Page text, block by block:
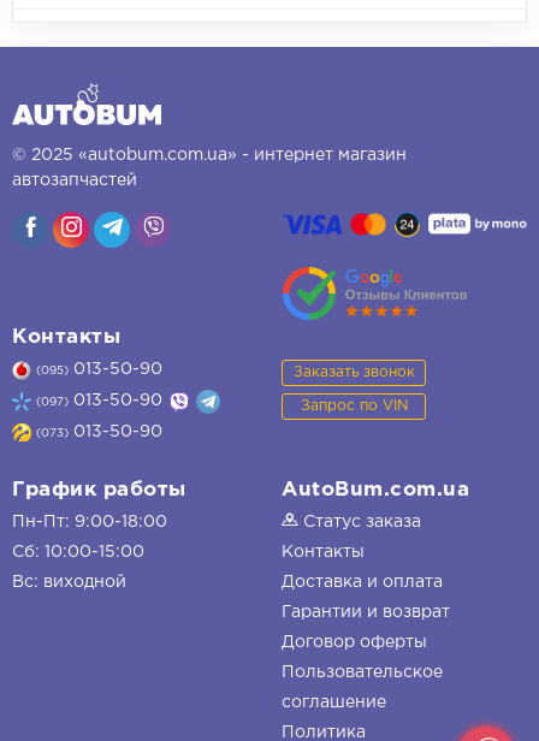
© 2025 «autobum.com.ua» - интернет магазин
автозапчастей
Контакты
(095) 013-50-90
(097) 013-50-90
(073) 013-50-90
Заказать звонок
Запрос по VIN
График работы
Пн-Пт: 9:00-18:00
Сб: 10:00-15:00
Вс: виходной
AutoBum.com.ua
Статус заказа
Контакты
Доставка и оплата
Гарантии и возврат
Договор оферты
Пользовательское
соглашение
Политика